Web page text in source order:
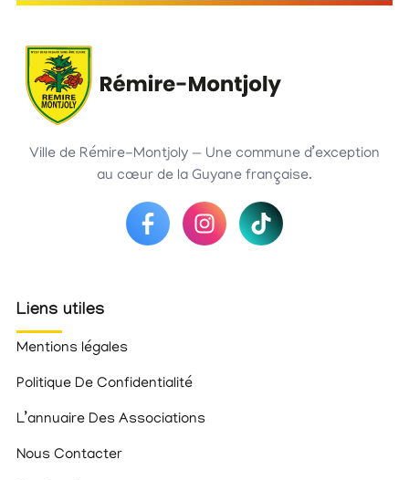
Ville de Rémire-Montjoly — Une commune d’exception
au cœur de la Guyane française.
Liens utiles
Mentions légales
Politique De Confidentialité
L’annuaire Des Associations
Nous Contacter